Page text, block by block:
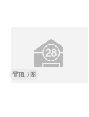
置顶, 7图